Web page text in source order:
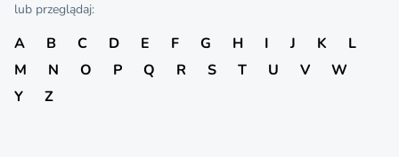
lub przeglądaj:
A B C D E F G H I J K
L
M
N O P Q R S T U V
W
Y
Z